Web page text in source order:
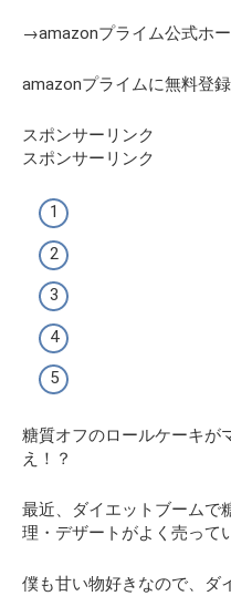
→amazonプライム公式ホ
amazonプライムに無料登
スポンサーリンク
スポンサーリンク
糖質オフのロールケーキが
え！？
最近、ダイエットブームで
理・デザートがよく売って
僕も甘い物好きなので、ダ